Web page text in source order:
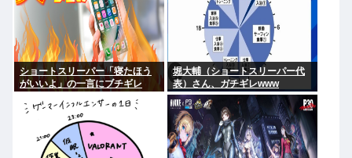
ショートスリーパー「寝たほう
がいいよ」の一言にブチギレ
堀大輔（ショートスリーパー代
表）さん、ガチギレwww